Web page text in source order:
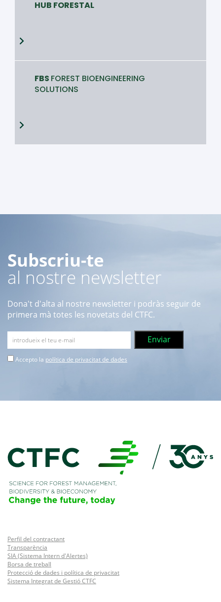
HUB FORESTAL
FBS FOREST BIOENGINEERING
SOLUTIONS
Subscriu-te
al nostre newsletter
Dona't d'alta al nostre newsletter i podràs seguir de
primera mà totes les novetats del CTFC.
Accepto la política de privacitat de dades
Perfil del contractant
Transparència
SIA (Sistema Intern d'Alertes)
Borsa de treball
Protecció de dades i política de privacitat
Sistema Integrat de Gestió CTFC